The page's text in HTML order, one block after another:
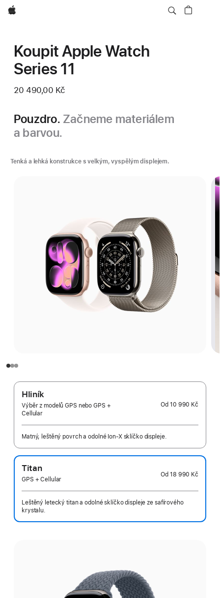
Apple
Koupit Apple Watch
Series 11
20 490,00 Kč
Pouzdro. Začneme materiálem
a barvou.
Tenká a lehká konstrukce s velkým, vyspělým displejem.
Hliník
Výběr z modelů GPS nebo GPS +
Cellular
Od10 990 Kč
Matný, leštěný povrch a odolné Ion-X sklíčko displeje.
Titan
GPS + Cellular
Od18 990 Kč
Leštěný letecký titan a odolné sklíčko displeje ze safírového
krystalu.